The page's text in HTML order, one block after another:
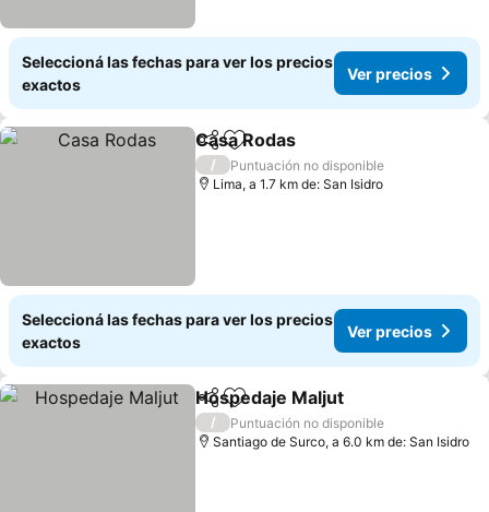
Seleccioná las fechas para ver los precios
exactos
Ver precios
CompartirAñadir a favoritos
Casa Rodas
/
Puntuación no disponible
Lima, a 1.7 km de: San Isidro
Seleccioná las fechas para ver los precios
exactos
Ver precios
CompartirAñadir a favoritos
Hospedaje Maljut
/
Puntuación no disponible
Santiago de Surco, a 6.0 km de: San Isidro